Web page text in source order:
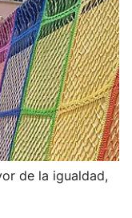
de la igualdad,